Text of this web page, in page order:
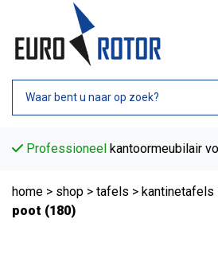
Professioneel kantoormeubilair
home > shop > tafels > kantinetafels
poot (180)